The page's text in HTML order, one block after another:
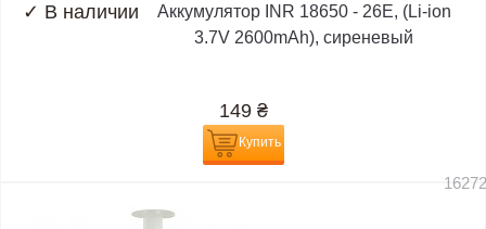
✓ В наличии
Аккумулятор INR 18650 - 26E, (Li-ion
3.7V 2600mAh), сиреневый
149 ₴
Купить